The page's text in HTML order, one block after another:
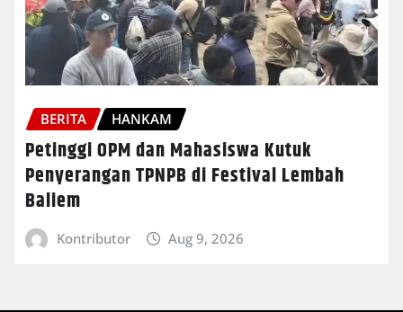
BERITA HANKAM
Petinggi OPM dan Mahasiswa Kutuk
Penyerangan TPNPB di Festival Lembah
Baliem
Kontributor Aug 9, 2026